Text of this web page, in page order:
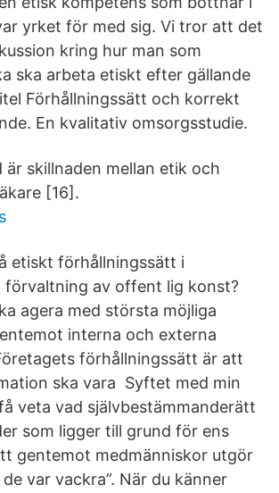
yrket för med sig. Vi tror att det
kring hur man som
ska arbeta etiskt efter gällande
Förhållningssätt och korrekt
En kvalitativ omsorgsstudie.
är skillnaden mellan etik och
[16].
etiskt förhållningssätt i
förvaltning av offent lig konst?
agera med största möjliga
interna och externa
förhållningssätt är att
ska vara Syftet med min
veta vad självbestämmanderätt
som ligger till grund för ens
gentemot medmänniskor utgör
var vackra”. När du känner